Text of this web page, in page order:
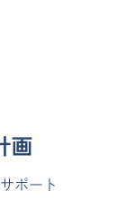
画
ポート